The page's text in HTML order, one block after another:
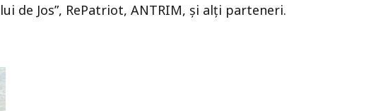
de Jos”, RePatriot, ANTRIM, și alți parteneri.